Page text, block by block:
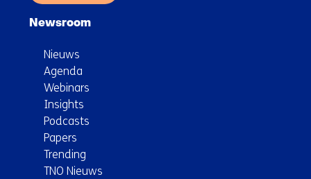
Newsroom
Nieuws
Agenda
Webinars
Insights
Podcasts
Papers
Trending
TNO Nieuws